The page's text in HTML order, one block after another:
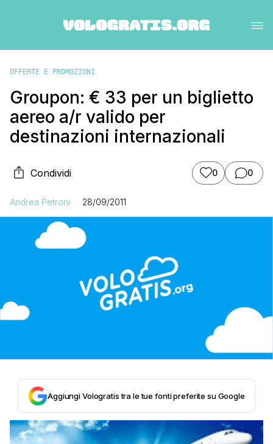
OFFERTE E PROMOZIONI
Groupon: € 33 per un biglietto
aereo a/r valido per
destinazioni internazionali
Condividi 0 0
Andrea Petroni 28/09/2011
Aggiungi Vologratis tra le tue fonti preferite su Google